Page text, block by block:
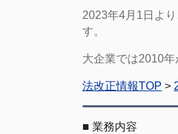
2023年4月1日よ
す。
大企業では2010
法改正情報TOP >
■ 業務内容